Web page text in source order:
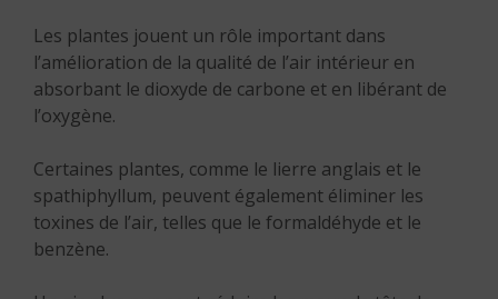
Les plantes jouent un rôle important dans
l’amélioration de la qualité de l’air intérieur en
absorbant le dioxyde de carbone et en libérant de
l’oxygène.
Certaines plantes, comme le lierre anglais et le
spathiphyllum, peuvent également éliminer les
toxines de l’air, telles que le formaldéhyde et le
benzène.